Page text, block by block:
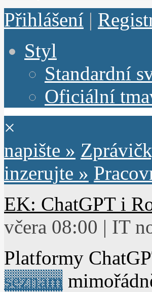
Přihlášení |
Styl
Standardní
Oficiální
×
napište »
inzerujte »
EK: ChatGPT i
včera 08:00 | IT
Platformy
seznam